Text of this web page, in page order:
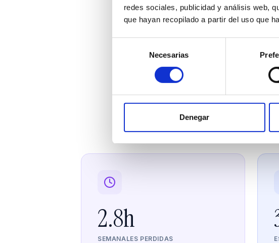
redes sociales, publicidad y análisis web,
que hayan recopilado a partir del uso que
consentimiento
Necesarias
Denegar
Los
Datos reales de
2.8h
SEMANALES PERDIDAS